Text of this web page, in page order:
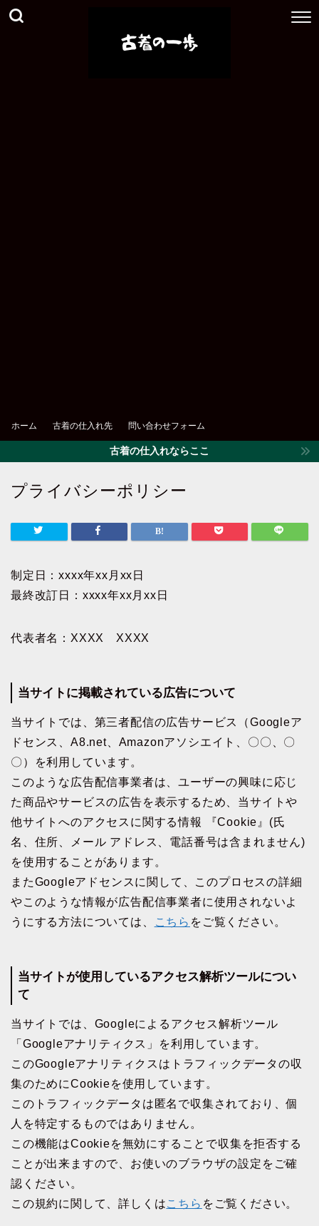
ホーム 古着の仕入れ先 問い合わせフォーム
古着の仕入れならここ
プライバシーポリシー
制定日：xxxx年xx月xx日
最終改訂日：xxxx年xx月xx日
代表者名：XXXX XXXX
当サイトに掲載されている広告について
当サイトでは、第三者配信の広告サービス（Googleア
ドセンス、A8.net、Amazonアソシエイト、〇〇、〇
〇）を利用しています。
このような広告配信事業者は、ユーザーの興味に応じ
た商品やサービスの広告を表示するため、当サイトや
他サイトへのアクセスに関する情報 『Cookie』(氏
名、住所、メール アドレス、電話番号は含まれません)
を使用することがあります。
またGoogleアドセンスに関して、このプロセスの詳細
やこのような情報が広告配信事業者に使用されないよ
うにする方法については、
こちら をご覧ください。
当サイトが使用しているアクセス解析ツールについ
て
当サイトでは、Googleによるアクセス解析ツール
「Googleアナリティクス」を利用しています。
このGoogleアナリティクスはトラフィックデータの収
集のためにCookieを使用しています。
このトラフィックデータは匿名で収集されており、個
人を特定するものではありません。
この機能はCookieを無効にすることで収集を拒否する
ことが出来ますので、お使いのブラウザの設定をご確
認ください。
この規約に関して、詳しくはこちら をご覧ください。